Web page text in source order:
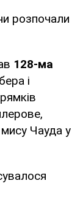
розпочали
128-ма
і
Чауда у